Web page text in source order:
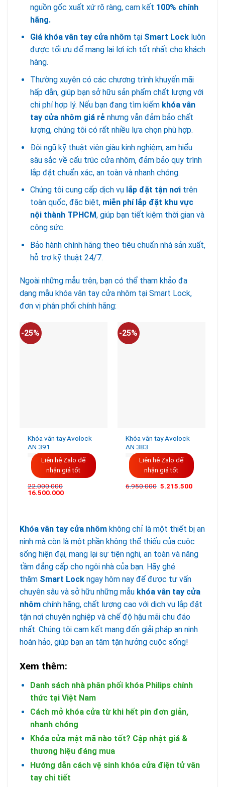
nguồn gốc xuất xứ rõ ràng, cam kết 100% chính
hãng.
Giá khóa vân tay cửa nhômtại Smart Lockluôn
được tối ưu để mang lại lợi ích tốt nhất cho khách
hàng.
Thường xuyên có các chương trình khuyến mãi
hấp dẫn, giúp bạn sở hữu sản phẩm chất lượng với
chi phí hợp lý. Nếu bạn đang tìm kiếm khóa vân
tay cửa nhôm giá rẻnhưng vẫn đảm bảo chất
lượng, chúng tôi có rất nhiều lựa chọn phù hợp.
Đội ngũ kỹ thuật viên giàu kinh nghiệm, am hiểu
sâu sắc về cấu trúc cửa nhôm, đảm bảo quy trình
lắp đặt chuẩn xác, an toàn và nhanh chóng.
Chúng tôi cung cấp dịch vụ lắp đặt tận nơitrên
toàn quốc, đặc biệt, miễn phí lắp đặt khu vực
nội thành TPHCM, giúp bạn tiết kiệm thời gian và
công sức.
Bảo hành chính hãng theo tiêu chuẩn nhà sản xuất,
hỗ trợ kỹ thuật 24/7.
Ngoài những mẫu trên, bạn có thể tham khảo đa
dạng mẫu khóa vân tay cửa nhôm tại Smart Lock,
đơn vị phân phối chính hãng:
-25%
Khóa vân tay Avolock
AN 391
Liên hệ Zalo để
nhận giá tốt
22.000.000
16.500.000
-25%
Khóa vân tay Avolock
AN 383
Liên hệ Zalo để
nhận giá tốt
6.950.000 Giá
5.215.500Giá
Khóa vân tay cửa nhôm không chỉ là một thiết bị an
ninh mà còn là một phần không thể thiếu của cuộc
sống hiện đại, mang lại sự tiện nghi, an toàn và nâng
tầm đẳng cấp cho ngôi nhà của bạn. Hãy ghé
thăm Smart Lock ngay hôm nay để được tư vấn
chuyên sâu và sở hữu những mẫu khóa vân tay cửa
nhôm chính hãng, chất lượng cao với dịch vụ lắp đặt
tận nơi chuyên nghiệp và chế độ hậu mãi chu đáo
nhất. Chúng tôi cam kết mang đến giải pháp an ninh
hoàn hảo, giúp bạn an tâm tận hưởng cuộc sống!
Xem thêm:
Danh sách nhà phân phối khóa Philips chính
thức tại Việt Nam
Cách mở khóa cửa từ khi hết pin đơn giản,
nhanh chóng
Khóa cửa mật mã nào tốt? Cập nhật giá &
thương hiệu đáng mua
Hướng dẫn cách vệ sinh khóa cửa điện tử vân
tay chi tiết